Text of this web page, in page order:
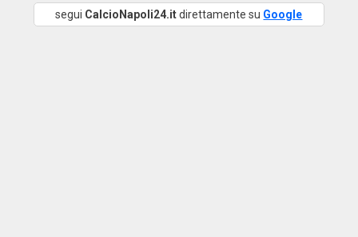
segui CalcioNapoli24.itdirettamente su Google